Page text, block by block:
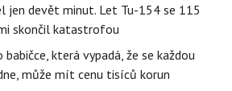
jen devět minut. Let Tu-154 se 115
skončil katastrofou
babičce, která vypadá, že se každou
může mít cenu tisíců korun